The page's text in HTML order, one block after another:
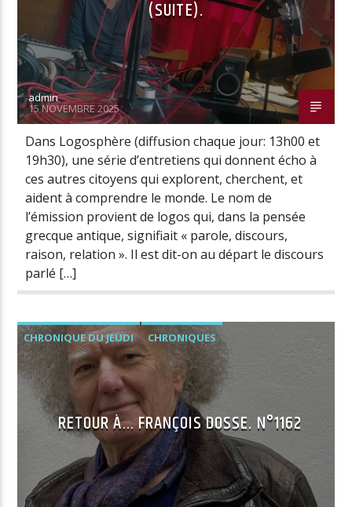
(SUITE).
admin
15 NOVEMBRE 2025
Dans Logosphère (diffusion chaque jour: 13h00 et
19h30), une série d’entretiens qui donnent écho à
ces autres citoyens qui explorent, cherchent, et
aident à comprendre le monde. Le nom de
l’émission provient de logos qui, dans la pensée
grecque antique, signifiait « parole, discours,
raison, relation ». Il est dit-on au départ le discours
parlé […]
CHRONIQUE DU JEUDI CHRONIQUES
RETOUR À… FRANÇOIS DOSSE. N°1162